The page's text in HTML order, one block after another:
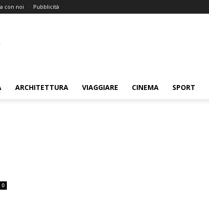
con noi Pubblicità
ARCHITETTURA VIAGGIARE CINEMA SPORT
0